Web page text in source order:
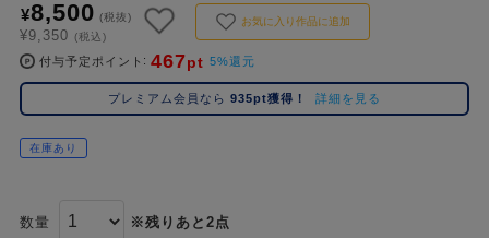
1位 #ポケットモンスター（ポケモン）
2位 #ハイキュー!!
#初音ミク シリーズ
#名探偵コナン
5位 #呪術廻戦
#ゴールデンカムイ
¥8,500 (税抜)
¥9,350 (税込)
お気に入り作品に追加
付与予定ポイント 467pt 5%還元
プレミアム会員なら 935pt獲得！ 詳細を見る
在庫あり
数量 ※残りあと2点